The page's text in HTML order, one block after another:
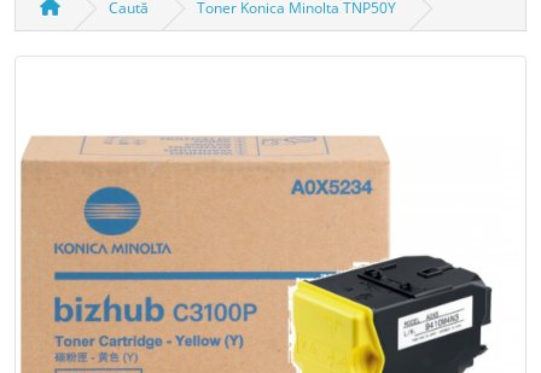
Caută Toner Konica Minolta TNP50Y